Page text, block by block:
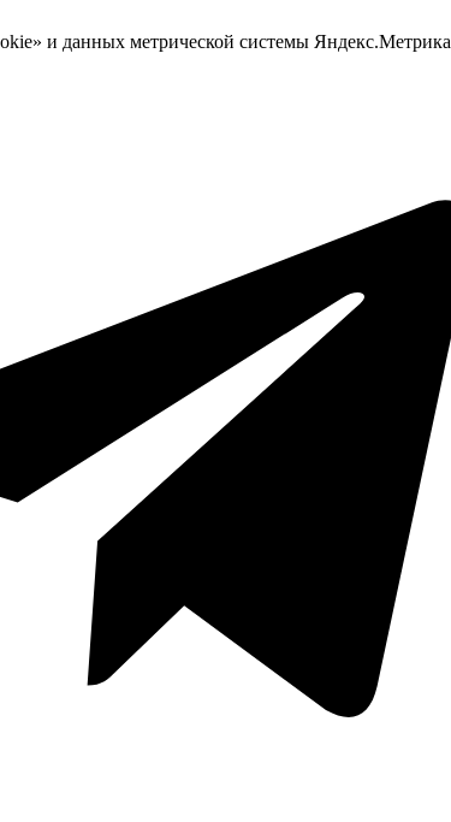
и данных метрической системы Яндекс.Метрика